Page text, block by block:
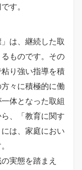
す。
は、継続した取
ものです。その
り強い指導を積
々に積極的に働
体となった取組
、「教育に関す
は、家庭におい
実態を踏まえ